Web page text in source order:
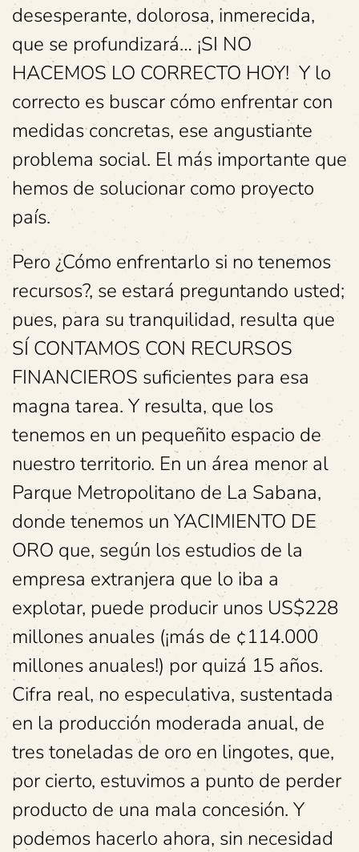
desesperante, dolorosa, inmerecida,
que se profundizará… ¡SI NO
HACEMOS LO CORRECTO HOY! Y lo
correcto es buscar cómo enfrentar con
medidas concretas, ese angustiante
problema social. El más importante que
hemos de solucionar como proyecto
país.
Pero ¿Cómo enfrentarlo si no tenemos
recursos?, se estará preguntando usted;
pues, para su tranquilidad, resulta que
SÍ CONTAMOS CON RECURSOS
FINANCIEROS suficientes para esa
magna tarea. Y resulta, que los
tenemos en un pequeñito espacio de
nuestro territorio. En un área menor al
Parque Metropolitano de La Sabana,
donde tenemos un YACIMIENTO DE
ORO que, según los estudios de la
empresa extranjera que lo iba a
explotar, puede producir unos US$228
millones anuales (¡más de ¢114.000
millones anuales!) por quizá 15 años.
Cifra real, no especulativa, sustentada
en la producción moderada anual, de
tres toneladas de oro en lingotes, que,
por cierto, estuvimos a punto de perder
producto de una mala concesión. Y
podemos hacerlo ahora, sin necesidad